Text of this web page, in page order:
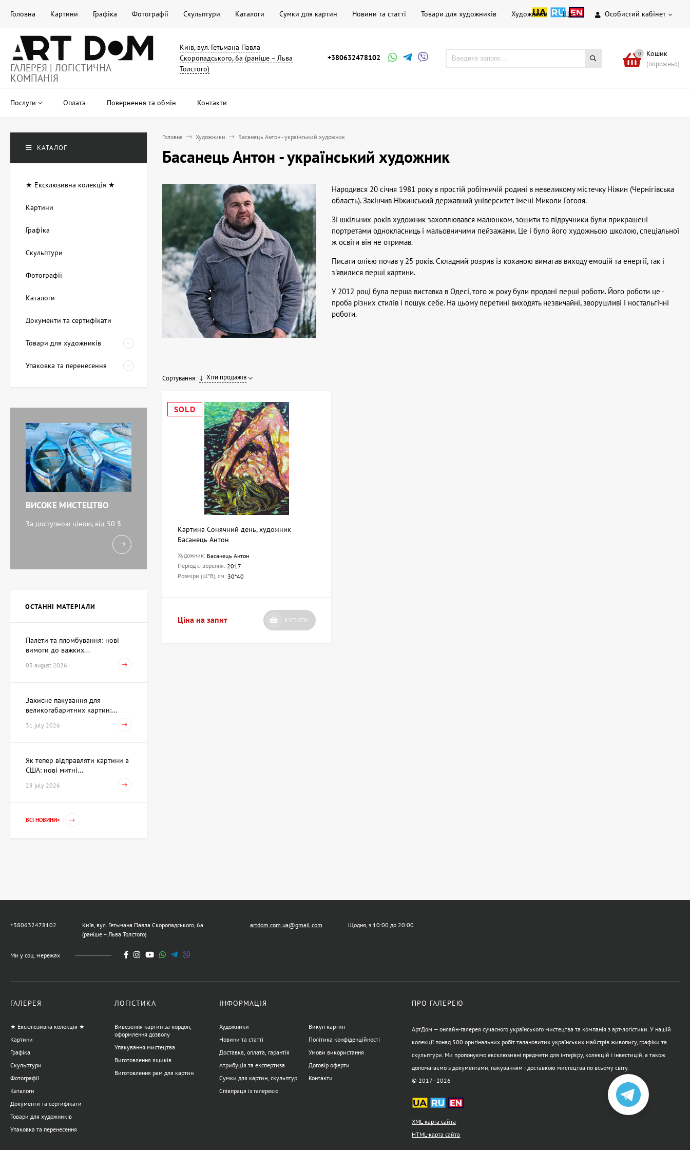
Особистий кабінет
Головна Картини Графіка Фотографії Скульптури Каталоги Сумки для картин Новини та статті Товари для художників Художники Ще
ГАЛЕРЕЯ | ЛОГІСТИЧНА
КОМПАНІЯ
Київ, вул. Гетьмана Павла
Скоропадського, 6а (раніше – Льва
Толстого)
+380632478102 0 Кошик
(порожньо)
Послуги Оплата Повернення та обмін Контакти
Головна Художники Басанець Антон - український художник
Басанець Антон - український художник
Народився 20 січня 1981 року в простій робітничій родині в невеликому містечку Ніжин (Чернігівська
область). Закінчив Ніжинський державний університет імені Миколи Гоголя.
Зі шкільних років художник захоплювався малюнком, зошити та підручники були прикрашені
портретами однокласниць і мальовничими пейзажами. Це і було його художньою школою, спеціальної
ж освіти він не отримав.
Писати олією почав у 25 років. Складний розрив із коханою вимагав виходу емоцій та енергії, так і
з'явилися перші картини.
У 2012 році була перша виставка в Одесі, того ж року були продані перші роботи. Його роботи це -
проба різних стилів і пошук себе. На цьому перетині виходять незвичайні, зворушливі і ностальгічні
роботи.
Сортування: Хіти продажів
SOLD
Картина Сонячний день, художник
Басанець Антон
Художник: Басанець Антон
Період створення: 2017
Розміри (Ш*В), см: 30*40
Ціна на запит КУПИТИ
КАТАЛОГ
★ Ексклюзивна колекція ★
Картини
Графіка
Скульптури
Фотографії
Каталоги
Документи та сертифікати
Товари для художників
Упаковка та перенесення
ВИСОКЕ МИСТЕЦТВО
За доступною ціною, від 50 $
ОСТАННІ МАТЕРІАЛИ
Палети та пломбування: нові
вимоги до важких...
03 august 2026
Захисне пакування для
великогабаритних картин:...
31 july 2026
Як тепер відправляти картини в
США: нові митні...
28 july 2026
ВСІ НОВИНИ<
+380632478102
Київ, вул. Гетьмана Павла Скоропадського, 6а
(раніше – Льва Толстого)
artdom.com.ua@gmail.com Щодня, з 10:00 до 20:00
Ми у соц. мережах
ГАЛЕРЕЯ
★ Ексклюзивна колекція ★
Картини
Графіка
Скульптури
Фотографії
Каталоги
Документи та сертифікати
Товари для художників
Упаковка та перенесення
ЛОГІСТИКА
Вивезення картин за кордон,
оформлення дозволу
Упакування мистецтва
Виготовлення ящиків
Виготовлення рам для картин
ІНФОРМАЦІЯ
Художники
Новини та статті
Доставка, оплата, гарантія
Атрибуція та експертиза
Сумки для картин, скульптур
Співпраця із галереєю
Викуп картин
Політика конфіденційності
Умови використання
Договір оферти
Контакти
ПРО ГАЛЕРЕЮ
АртДом — онлайн-галерея сучасного українського мистецтва та компанія з арт-логістики. У нашій
колекції понад 500 оригінальних робіт талановитих українських майстрів живопису, графіки та
скульптури. Ми пропонуємо ексклюзивні предмети для інтер’єру, колекцій і інвестицій, а також
допомагаємо з документами, пакуванням і доставкою мистецтва по всьому світу.
© 2017–2026
XML-карта сайта
HTML-карта сайта